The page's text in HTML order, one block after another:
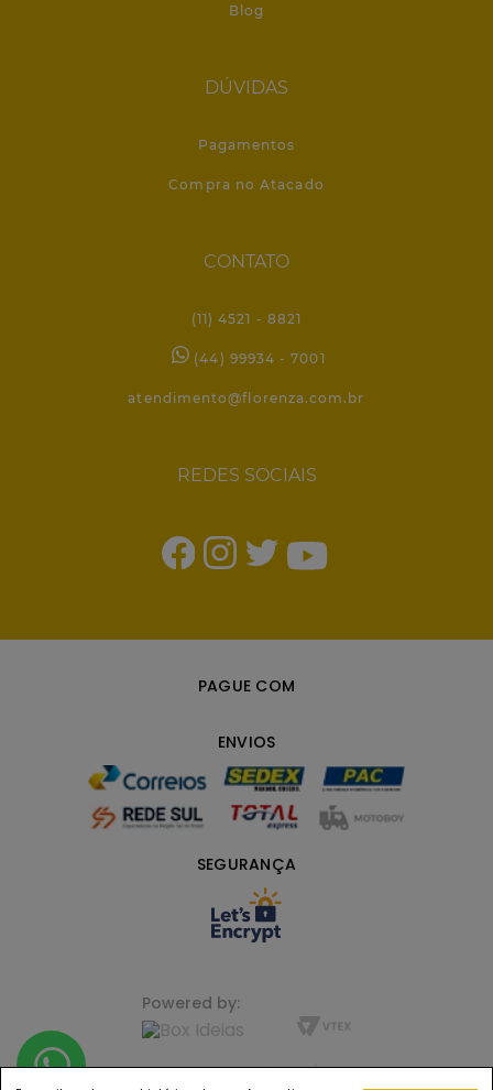
Blog
DÚVIDAS
Pagamentos
Compra no Atacado
CONTATO
(11) 4521 - 8821
(44) 99934 - 7001
atendimento@florenza.com.br
REDES SOCIAIS
PAGUE COM
ENVIOS
SEGURANÇA
FLORENZA LIFE+ BEAUTY | JUNDIAÍ, SP CNPJ
Powered by: